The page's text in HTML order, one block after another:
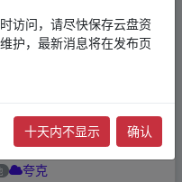
禁忌大全 其他 夸克
其他
夸克
访问，请尽快保存云盘资
护，最新消息将在发布页
十天内不显示 确认